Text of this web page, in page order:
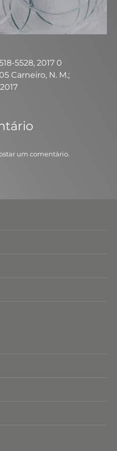
5528, 2017 0
Carneiro, N. M.;
um comentário.